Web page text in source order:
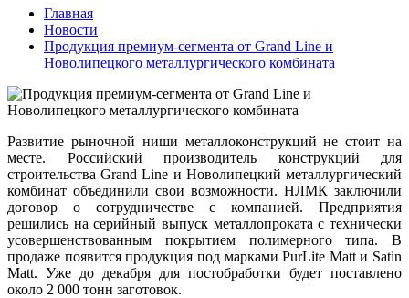
Главная
Новости
Продукция премиум-сегмента от Grand Line и
Новолипецкого металлургического комбината
Развитие рыночной ниши металлоконструкций не стоит на
месте. Российский производитель конструкций для
строительства Grand Line и Новолипецкий металлургический
комбинат объединили свои возможности. НЛМК заключили
договор о сотрудничестве с компанией. Предприятия
решились на серийный выпуск металлопроката с технически
усовершенствованным покрытием полимерного типа. В
продаже появится продукция под марками PurLite Matt и Satin
Matt. Уже до декабря для постобработки будет поставлено
около 2 000 тонн заготовок.